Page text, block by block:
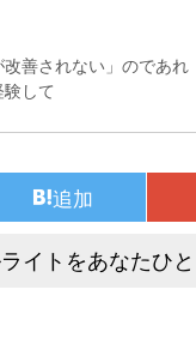
改善されない」のであれ
して
イトをあなたひ
ージ｜凝り固まってい